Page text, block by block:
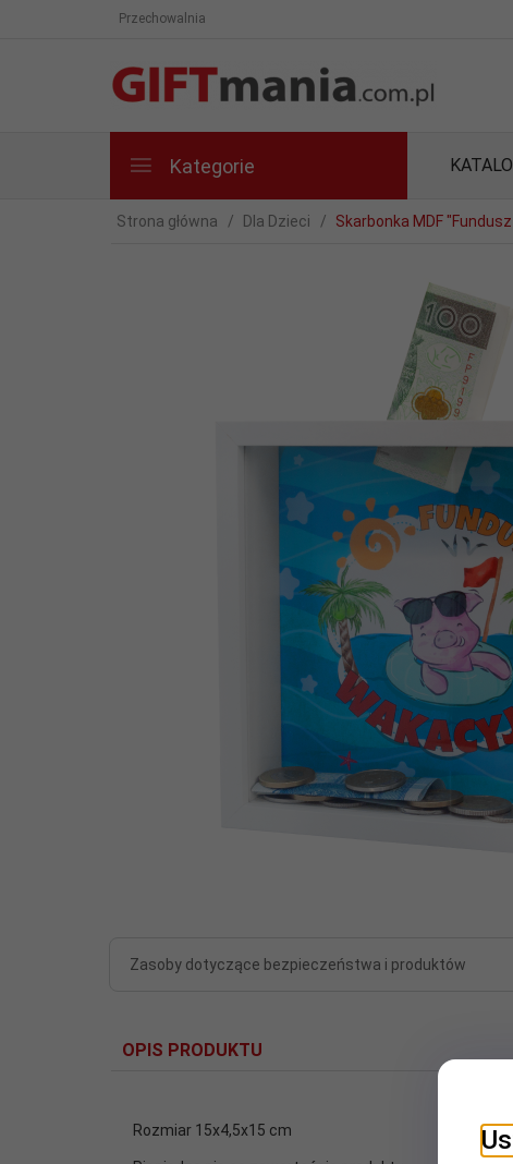
Przechowalnia
Kategorie
Strona główna Dla Dzieci Skarbonka MDF
Zasoby dotyczące bezpieczeństwa i produktów
OPIS PRODUKTU
Rozmiar 15x4,5x15 cm